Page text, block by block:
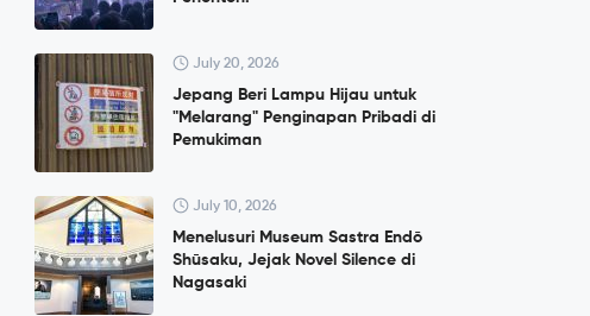
July 20, 2026
Jepang Beri Lampu Hijau untuk
"Melarang" Penginapan Pribadi di
Pemukiman
July 10, 2026
Menelusuri Museum Sastra Endō
Shūsaku, Jejak Novel Silence di
Nagasaki